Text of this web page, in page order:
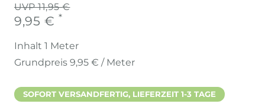
UVP 11,95 €
9,95 € *
Inhalt 1 Meter
Grundpreis 9,95 € / Meter
SOFORT VERSANDFERTIG, LIEFERZEIT 1-3 TAGE